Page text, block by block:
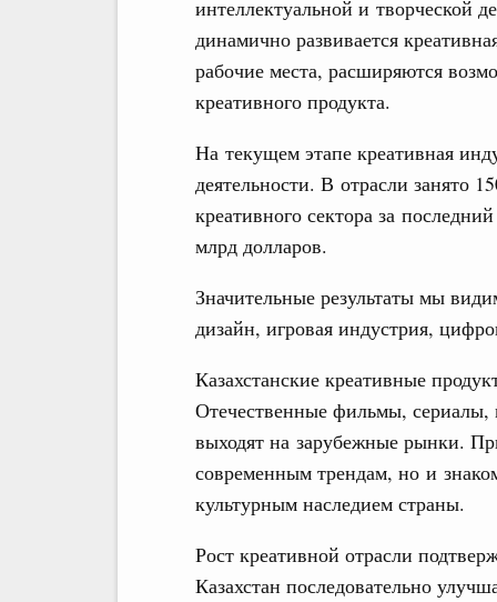
интеллектуальной и творческой
динамично развивается
рабочие места, расширяются
креативного продукта.
На текущем этапе креативная
деятельности. В отрасли занято
креативного сектора за
млрд долларов.
Значительные результаты мы
дизайн, игровая индустрия,
Казахстанские креативные
Отечественные фильмы,
выходят на зарубежные рынки.
современным трендам, но и
культурным наследием страны.
Рост креативной отрасли
Казахстан последовательно